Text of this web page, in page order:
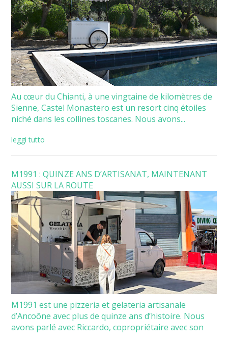
Au cœur du Chianti, à une vingtaine de kilomètres de
Sienne, Castel Monastero est un resort cinq étoiles
niché dans les collines toscanes. Nous avons...
leggi tutto
M1991 : QUINZE ANS D’ARTISANAT, MAINTENANT
AUSSI SUR LA ROUTE
M1991 est une pizzeria et gelateria artisanale
d’Ancoône avec plus de quinze ans d’histoire. Nous
avons parlé avec Riccardo, copropriétaire avec son